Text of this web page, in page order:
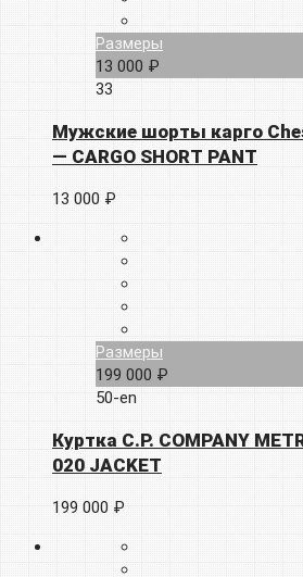
Размеры
13 000 ₽
33
Мужские шорты карго
— CARGO SHORT PANT
13 000 ₽
Размеры
199 000 ₽
50-en
Куртка C.P. COMPANY
020 JACKET
199 000 ₽